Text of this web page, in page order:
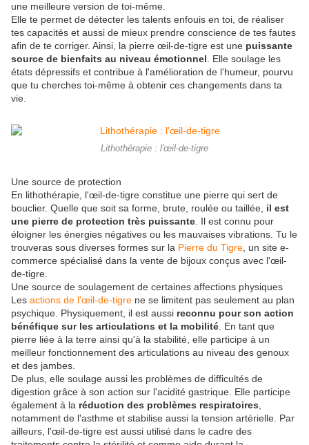
une meilleure version de toi-même.
Elle te permet de détecter les talents enfouis en toi, de réaliser
tes capacités et aussi de mieux prendre conscience de tes fautes
afin de te corriger. Ainsi, la pierre œil-de-tigre est une puissante
source de bienfaits au niveau émotionnel . Elle soulage les
états dépressifs et contribue à l'amélioration de l'humeur, pourvu
que tu cherches toi-même à obtenir ces changements dans ta
vie.
Lithothérapie : l'œil-de-tigre
Une source de protection
En lithothérapie, l'œil-de-tigre constitue une pierre qui sert de
bouclier. Quelle que soit sa forme, brute, roulée ou taillée, il est
une pierre de protection très puissante . Il est connu pour
éloigner les énergies négatives ou les mauvaises vibrations. Tu le
trouveras sous diverses formes sur la Pierre du Tigre , un site e-
commerce spécialisé dans la vente de bijoux conçus avec l'œil-
de-tigre.
Une source de soulagement de certaines affections physiques
Les actions de l'œil-de-tigre ne se limitent pas seulement au plan
psychique. Physiquement, il est aussi reconnu pour son action
bénéfique sur les articulations et la mobilité . En tant que
pierre liée à la terre ainsi qu'à la stabilité, elle participe à un
meilleur fonctionnement des articulations au niveau des genoux
et des jambes.
De plus, elle soulage aussi les problèmes de difficultés de
digestion grâce à son action sur l'acidité gastrique. Elle participe
également à la réduction des problèmes respiratoires
notamment de l'asthme et stabilise aussi la tension artérielle. Par
ailleurs, l'œil-de-tigre est aussi utilisé dans le cadre des